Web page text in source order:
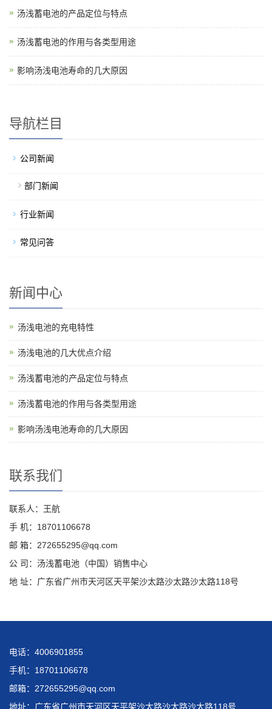
汤浅蓄电池的产品定位与特点
汤浅蓄电池的作用与各类型用途
影响汤浅电池寿命的几大原因
导航栏目
公司新闻
部门新闻
行业新闻
常见问答
新闻中心
汤浅电池的充电特性
汤浅电池的几大优点介绍
汤浅蓄电池的产品定位与特点
汤浅蓄电池的作用与各类型用途
影响汤浅电池寿命的几大原因
联系我们
联系人：王航
手 机：18701106678
邮 箱：272655295@qq.com
公 司：汤浅蓄电池（中国）销售中心
地 址：广东省广州市天河区天平架沙太路沙太路沙太路118号
电话：4006901855
手机：18701106678
邮箱：272655295@qq.com
地址：广东省广州市天河区天平架沙太路沙太路沙太路118号